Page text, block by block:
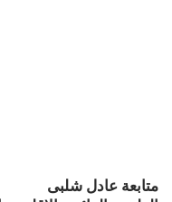
متابعة عادل شلبى